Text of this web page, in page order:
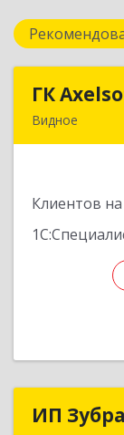
ГК
Видное
Клиентов
ИП ИП